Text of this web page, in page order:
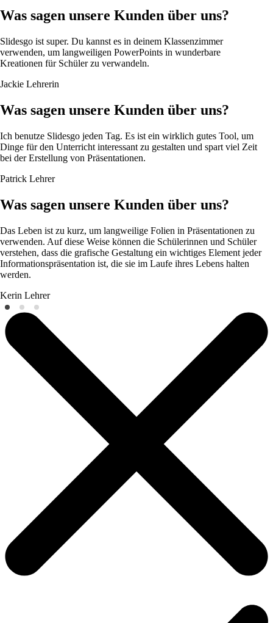
Was sagen unsere Kunden über uns?
Slidesgo ist super. Du kannst es in deinem Klassenzimmer
verwenden, um langweiligen PowerPoints in wunderbare
Kreationen für Schüler zu verwandeln.
Jackie Lehrerin
Was sagen unsere Kunden über uns?
Ich benutze Slidesgo jeden Tag. Es ist ein wirklich gutes Tool, um
Dinge für den Unterricht interessant zu gestalten und spart viel Zeit
bei der Erstellung von Präsentationen.
Patrick Lehrer
Was sagen unsere Kunden über uns?
Das Leben ist zu kurz, um langweilige Folien in Präsentationen zu
verwenden. Auf diese Weise können die Schülerinnen und Schüler
verstehen, dass die grafische Gestaltung ein wichtiges Element jeder
Informationspräsentation ist, die sie im Laufe ihres Lebens halten
werden.
Kerin Lehrer